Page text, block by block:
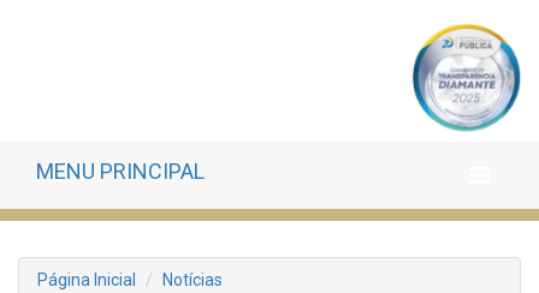
MENU PRINCIPAL
Página Inicial
Notícias